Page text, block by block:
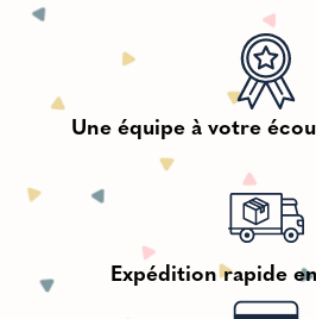
Une équipe à votre
Expédition rapide